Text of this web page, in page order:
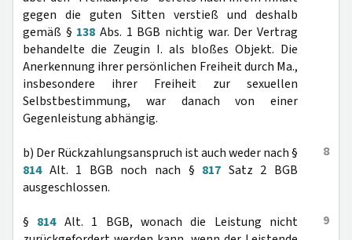
gegen die guten Sitten verstieß und deshalb
gemäß § 138 Abs. 1 BGB nichtig war. Der Vertrag
behandelte die Zeugin I. als bloßes Objekt. Die
Anerkennung ihrer persönlichen Freiheit durch Ma.,
insbesondere ihrer Freiheit zur sexuellen
Selbstbestimmung, war danach von einer
Gegenleistung abhängig.
8
b) Der Rückzahlungsanspruch ist auch weder nach §
814Alt. 1 BGB noch nach § 817 Satz 2 BGB
ausgeschlossen.
9
§ 814Alt. 1 BGB, wonach die Leistung nicht